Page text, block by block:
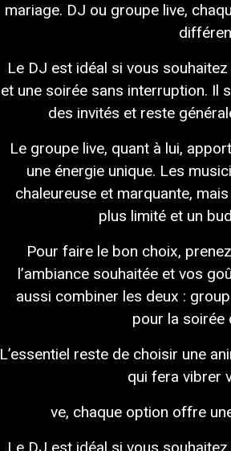
mariage. DJ ou groupe live,
Le DJ est idéal si vous
et une soirée sans interruption. Il
des invités et reste
Le groupe live, quant à lui,
une énergie unique. Les
chaleureuse et marquante,
plus limité et un
Pour faire le bon choix,
l’ambiance souhaitée et vos
aussi combiner les deux :
pour la soirée
L’essentiel reste de choisir une
qui fera vibrer
ve, chaque option offre